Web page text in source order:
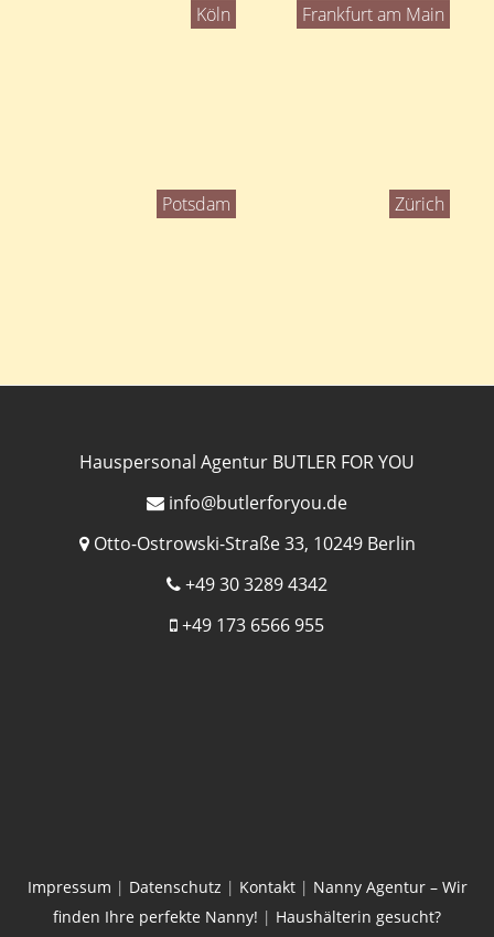
Köln Frankfurt am Main
Potsdam Zürich
Hauspersonal Agentur BUTLER FOR YOU
info@butlerforyou.de
Otto-Ostrowski-Straße 33, 10249 Berlin
+49 30 3289 4342
+49 173 6566 955
Impressum | Datenschutz | Kontakt| Nanny Agentur – Wir
finden Ihre perfekte Nanny! | Haushälterin gesucht?